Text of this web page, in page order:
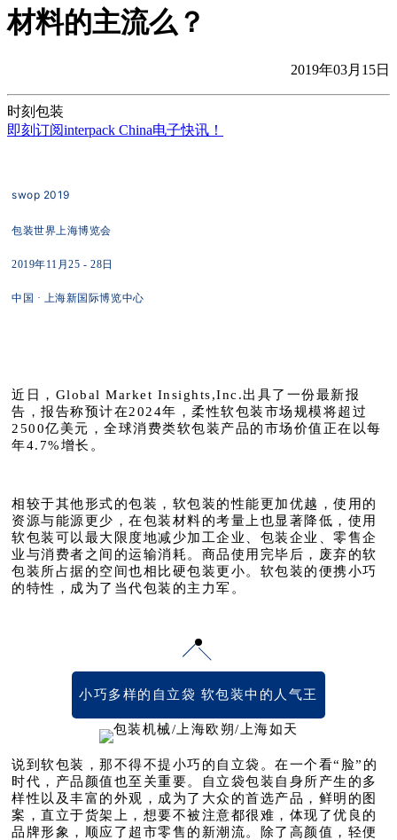
材料的主流么？
2019年03月15日
时刻包装
即刻订阅interpack China电子快讯！
swop 2019
包装世界上海博览会
2019年11月25 - 28日
中国 · 上海新国际博览中心
近日，Global Market Insights,Inc.出具了一份最新报
告，报告称预计在2024年，柔性软包装市场规模将超过
2500亿美元，全球消费类软包装产品的市场价值正在以每
年4.7%增长。
相较于其他形式的包装，软包装的性能更加优越，使用的
资源与能源更少，在包装材料的考量上也显著降低，使用
软包装可以最大限度地减少加工企业、包装企业、零售企
业与消费者之间的运输消耗。商品使用完毕后，废弃的软
包装所占据的空间也相比硬包装更小。软包装的便携小巧
的特性，成为了当代包装的主力军。
小巧多样的自立袋 软包装中的人气王
说到软包装，那不得不提小巧的自立袋。在一个看“脸”的
时代，产品颜值也至关重要。自立袋包装自身所产生的多
样性以及丰富的外观，成为了大众的首选产品，鲜明的图
案，直立于货架上，想要不被注意都很难，体现了优良的
品牌形象，顺应了超市零售的新潮流。除了高颜值，轻便